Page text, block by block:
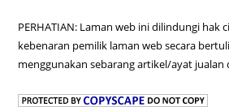
PERHATIAN: Laman web ini dilindungi hak
kebenaran pemilik laman web secara
menggunakan sebarang artikel/ayat jualan